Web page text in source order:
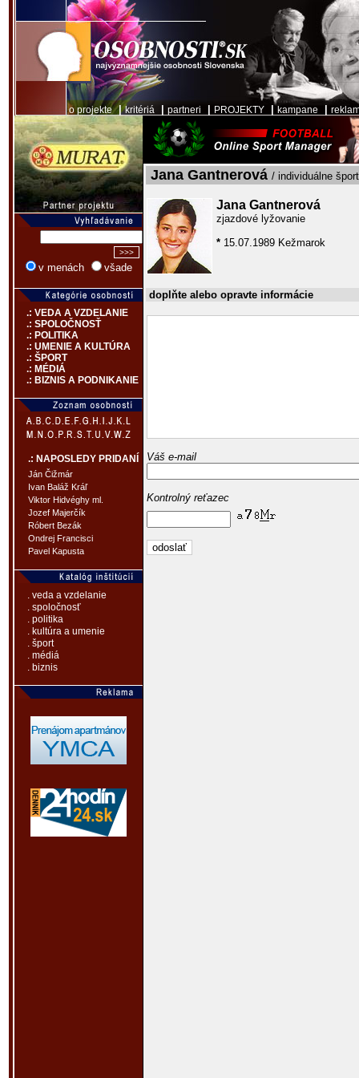
o projekte|kritériá partneri PROJEKTY kampane
v menách všade
.: VEDA A VZDELANIE
.: SPOLOČNOSŤ
.: POLITIKA
.: UMENIE A KULTÚRA
.: ŠPORT
.: MÉDIÁ
.: BIZNIS A PODNIKANIE
.: NAPOSLEDY PRIDANÍ
Ján Čižmár
Ivan Baláž Kráľ
Viktor Hidvéghy ml.
Jozef Majerčík
Róbert Bezák
Ondrej Francisci
Pavel Kapusta
. veda a vzdelanie
. spoločnosť
. politika
. kultúra a umenie
. šport
. médiá
. biznis
Jana Gantnerová / individuálne
Jana Gantnerová
zjazdové lyžovanie
* 15.07.1989 Kežmarok
doplňte alebo opravte informácie
Váš e-mail
Kontrolný reťazec